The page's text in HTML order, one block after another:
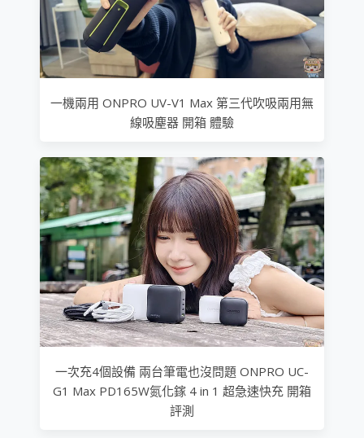
一機兩用 ONPRO UV-V1 Max 第三代吹吸兩用無
線吸塵器 開箱 體驗
一次充4個設備 兩台筆電也沒問題 ONPRO UC-
G1 Max PD165W氮化鎵 4 in 1 超急速快充 開箱
評測